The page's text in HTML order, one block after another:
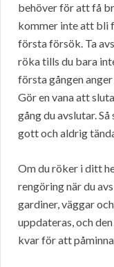
behöver för att få
kommer inte att bli
första försök. Ta
röka tills du bara
första gången
Gör en vana att
gång du avslutar.
gott och aldrig
Om du röker i ditt
rengöring när du
gardiner, väggar
uppdateras, och
kvar för att